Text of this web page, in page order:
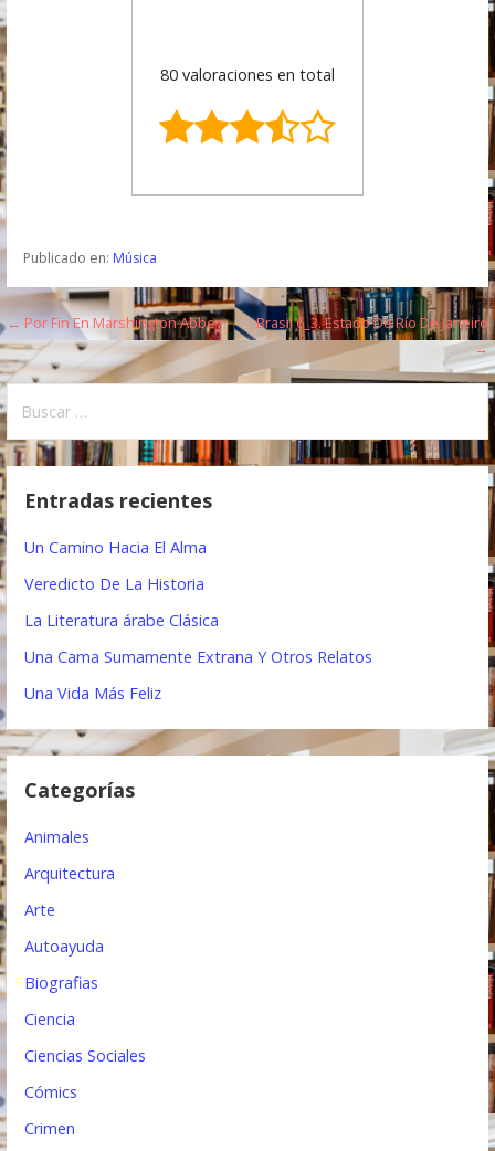
80 valoraciones en total
Publicado en: Música
N
a
v
e
a
ó
n
d
n
d
a
← Por Fin En Marshington Abbey
Brasil 6_3. Estado De Río De Janeiro
→
s
Entradas recientes
Un Camino Hacia El Alma
Veredicto De La Historia
La Literatura árabe Clásica
Una Cama Sumamente Extrana Y Otros Relatos
Una Vida Más Feliz
Categorías
Animales
Arquitectura
Arte
Autoayuda
Biografias
Ciencia
Ciencias Sociales
Cómics
Crimen